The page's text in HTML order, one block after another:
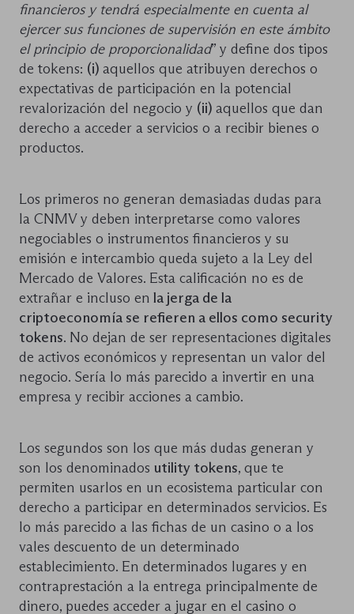
financieros y tendrá especialmente en cuenta al
ejercer sus funciones de supervisión en este ámbito
el principio de proporcionalidad” y define dos tipos
de tokens: (i) aquellos que atribuyen derechos o
expectativas de participación en la potencial
revalorización del negocio y (ii) aquellos que dan
derecho a acceder a servicios o a recibir bienes o
productos.
Los primeros no generan demasiadas dudas para
la CNMV y deben interpretarse como valores
negociables o instrumentos financieros y su
emisión e intercambio queda sujeto a la Ley del
Mercado de Valores. Esta calificación no es de
extrañar e incluso en la jerga de la
criptoeconomía se refieren a ellos como security
tokens. No dejan de ser representaciones digitales
de activos económicos y representan un valor del
negocio. Sería lo más parecido a invertir en una
empresa y recibir acciones a cambio.
Los segundos son los que más dudas generan y
son los denominados utility tokens, que te
permiten usarlos en un ecosistema particular con
derecho a participar en determinados servicios. Es
lo más parecido a las fichas de un casino o a los
vales descuento de un determinado
establecimiento. En determinados lugares y en
contraprestación a la entrega principalmente de
dinero, puedes acceder a jugar en el casino o